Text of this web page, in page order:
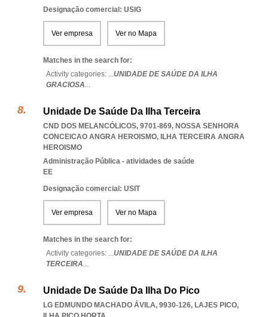
Designação comercial: USIG
Ver empresa Ver no Mapa
Matches in the search for:
Activity categories: ...UNIDADE DE SAÚDE DA ILHA
GRACIOSA...
Unidade De Saúde Da Ilha Terceira
CND DOS MELANCÓLICOS, 9701-869, NOSSA SENHORA
CONCEICAO ANGRA HEROISMO, ILHA TERCEIRA ANGRA
HEROISMO
Administração Pública - atividades de saúde
EE
Designação comercial: USIT
Ver empresa Ver no Mapa
Matches in the search for:
Activity categories: ...UNIDADE DE SAÚDE DA ILHA
TERCEIRA...
Unidade De Saúde Da Ilha Do Pico
LG EDMUNDO MACHADO ÁVILA, 9930-126, LAJES PICO,